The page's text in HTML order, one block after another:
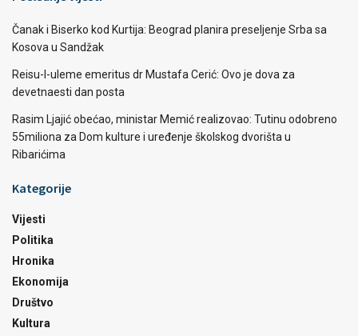
Čanak i Biserko kod Kurtija: Beograd planira preseljenje Srba sa
Kosova u Sandžak
Reisu-l-uleme emeritus dr Mustafa Cerić: Ovo je dova za
devetnaesti dan posta
Rasim Ljajić obećao, ministar Memić realizovao: Tutinu odobreno
55miliona za Dom kulture i uređenje školskog dvorišta u
Ribarićima
Kategorije
Vijesti
Politika
Hronika
Ekonomija
Društvo
Kultura